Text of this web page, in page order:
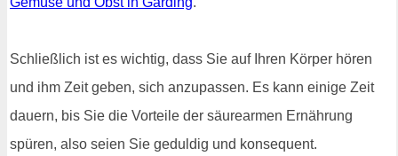
Schließlich ist es wichtig, dass Sie auf Ihren Körper hören
und ihm Zeit geben, sich anzupassen. Es kann einige Zeit
dauern, bis Sie die Vorteile der säurearmen Ernährung
spüren, also seien Sie geduldig und konsequent.